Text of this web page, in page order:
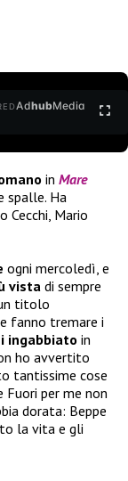
AdhubMedia
in Mare
spalle. Ha
Cecchi, Mario
ogni mercoledì, e
vista di sempre
un titolo
fanno tremare i
ingabbiato in
ho avvertito
tantissime cose
Fuori per me non
dorata: Beppe
la vita e gli